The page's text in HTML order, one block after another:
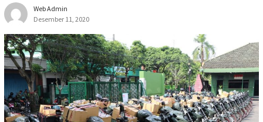
Web Admin
Desember 11, 2020